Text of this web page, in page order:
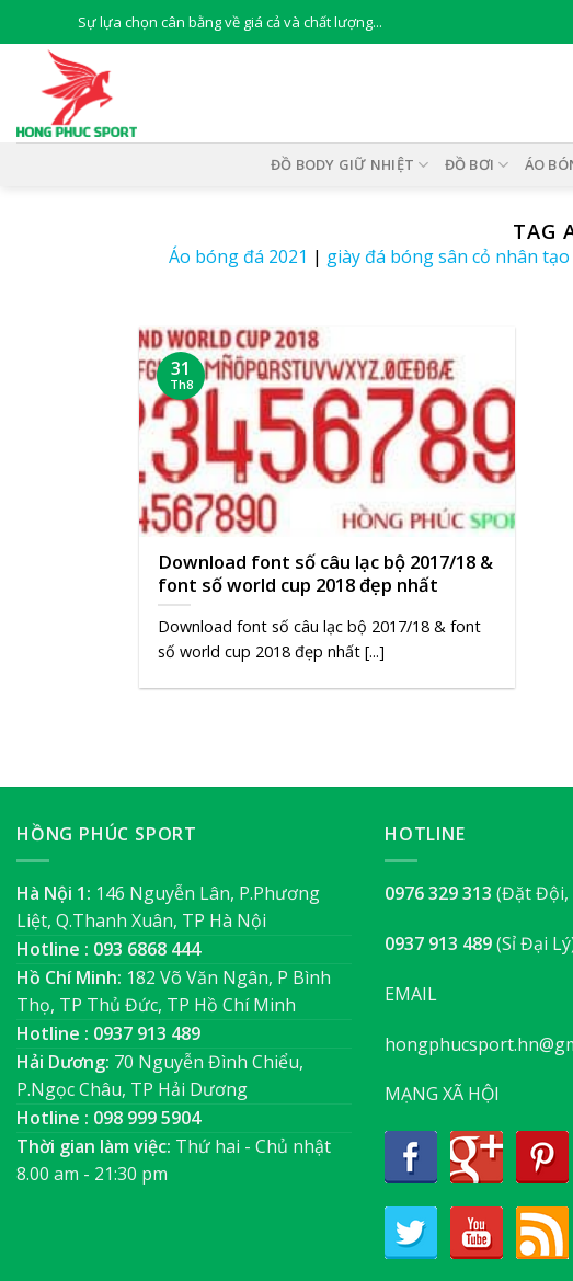
to
content
Sự lựa chọn cân bằng về giá cả và chất lượng...
ĐỒ BODY GIỮ NHIỆT ĐỒ BƠI ÁO
TAG
Áo bóng đá 2021 | giày đá bóng sân cỏ nhân tạo
Download font số câu lạc bộ 2017/18 &
font số world cup 2018 đẹp nhất
Download font số câu lạc bộ 2017/18 & font
số world cup 2018 đẹp nhất [...]
31
Th8
HỒNG PHÚC SPORT
Hà Nội 1: 146 Nguyễn Lân, P.Phương
Liệt, Q.Thanh Xuân, TP Hà Nội
Hotline : 093 6868 444
Hồ Chí Minh: 182 Võ Văn Ngân, P Bình
Thọ, TP Thủ Đức, TP Hồ Chí Minh
Hotline : 0937 913 489
Hải Dương: 70 Nguyễn Đình Chiểu,
P.Ngọc Châu, TP Hải Dương
Hotline : 098 999 5904
Thời gian làm việc: Thứ hai - Chủ nhật
8.00 am - 21:30 pm
HOTLINE
0976 329 313 (Đặt Đội,
0937 913 489(Sỉ Đại
EMAIL
MẠNG XÃ HỘI